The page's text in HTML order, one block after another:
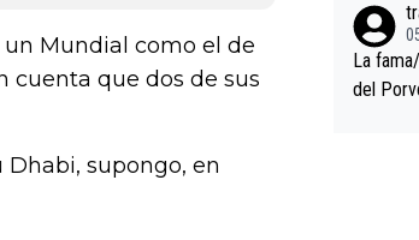
Mundial como el de
cuenta que dos de sus
Dhabi, supongo, en
La
del